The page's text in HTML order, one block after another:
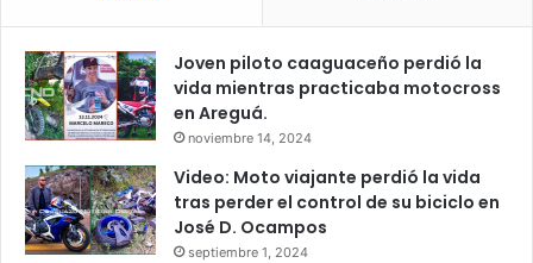
Joven piloto caaguaceño perdió la
vida mientras practicaba motocross
en Areguá.
noviembre 14, 2024
Video: Moto viajante perdió la vida
tras perder el control de su biciclo en
José D. Ocampos
septiembre 1, 2024